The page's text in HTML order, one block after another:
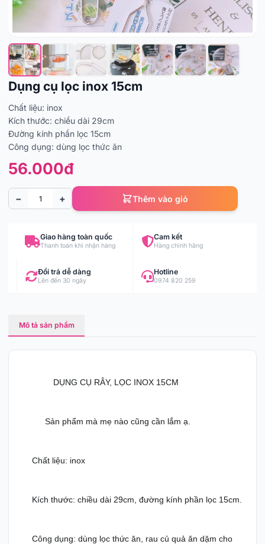
Dụng cụ lọc inox 15cm
Chất liệu: inox
Kích thước: chiều dài 29cm
Đường kính phần lọc 15cm
Công dụng: dùng lọc thức ăn
56.000đ
− + Thêm vào giỏ
Giao hàng toàn quốc
Thanh toán khi nhận hàng
Cam kết
Hàng chính hãng
Đổi trả dễ dàng
Lên đến 30 ngày
Hotline
0974 820 259
Mô tả sản phẩm
DỤNG CỤ RÂY, LỌC INOX 15CM
Sản phẩm mà mẹ nào cũng cần lắm ạ.
Chất liệu: inox
Kích thước: chiều dài 29cm, đường kính phần lọc 15cm.
Công dụng: dùng lọc thức ăn, rau củ quả ăn dặm cho